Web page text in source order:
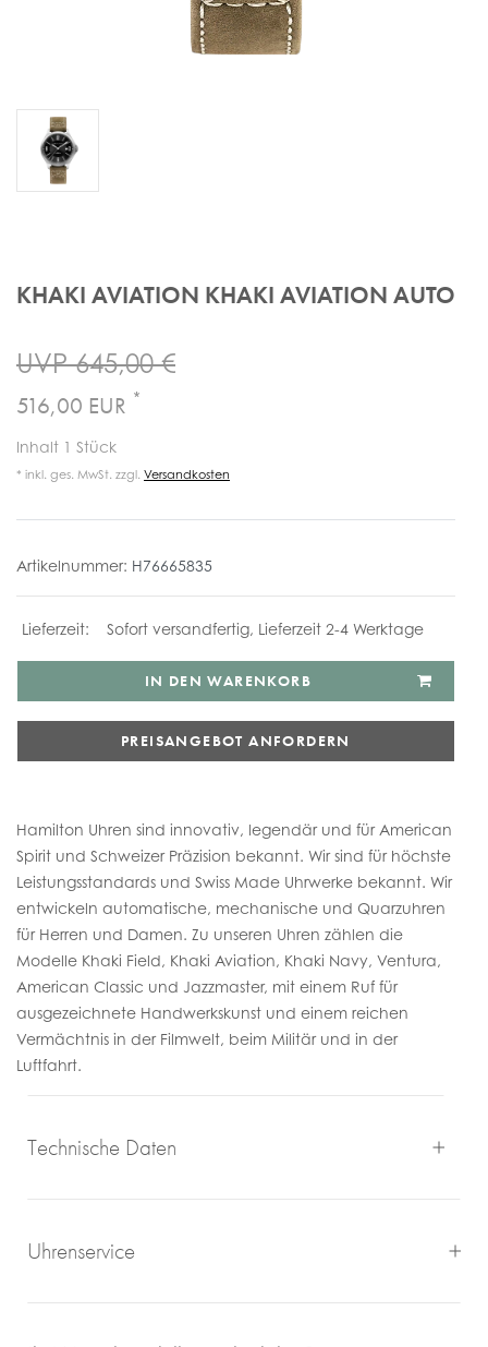
KHAKI AVIATION KHAKI AVIATION AUTO
UVP 645,00 €
516,00 EUR *
Inhalt 1 Stück
* inkl. ges. MwSt. zzgl. Versandkosten
Artikelnummer: H76665835
Sofort versandfertig, Lieferzeit 2-4 Werktage
IN DEN WARENKORB
PREISANGEBOT ANFORDERN
Hamilton Uhren sind innovativ, legendär und für American
Spirit und Schweizer Präzision bekannt. Wir sind für höchste
Leistungsstandards und Swiss Made Uhrwerke bekannt. Wir
entwickeln automatische, mechanische und Quarzuhren
für Herren und Damen. Zu unseren Uhren zählen die
Modelle Khaki Field, Khaki Aviation, Khaki Navy, Ventura,
American Classic und Jazzmaster, mit einem Ruf für
ausgezeichnete Handwerkskunst und einem reichen
Vermächtnis in der Filmwelt, beim Militär und in der
Luftfahrt.
Technische Daten
Uhrenservice